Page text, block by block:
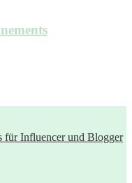
für Influencer und Blogger